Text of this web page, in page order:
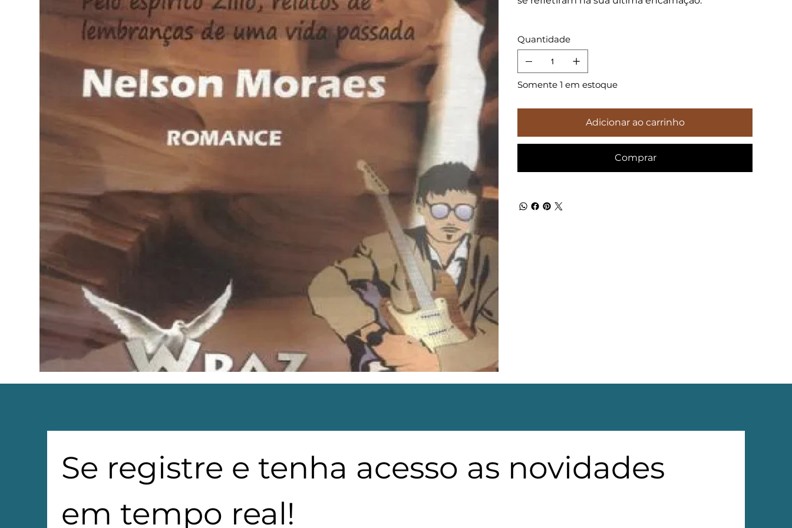
Quantidade
Somente 1 em estoque
Adicionar ao carrinho
Comprar
Se registre e tenha acesso as novidades
em tempo real!